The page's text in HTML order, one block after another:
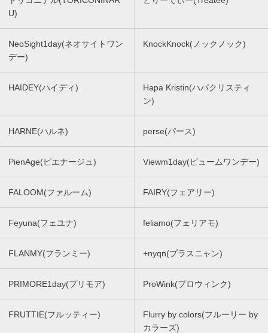
U)
NeoSight1day(ネオサイトワン
デー)
KnockKnock(ノックノック)
HAIDEY(ハイディ)
Hapa Kristin(ハパクリスティ
ン)
HARNE(ハルネ) perse(パース)
PienAge(ピエナージュ) Viewm1day(ビュームワンデー)
FALOOM(ファルーム) FAIRY(フェアリー)
Feyuna(フェユナ) feliamo(フェリアモ)
FLANMY(フランミー) +nyqn(プラスニャン)
PRIMORE1day(プリモア) ProWink(プロウィンク)
FRUTTIE(フルッティー)
Flurry by colors(フルーリー by
カラーズ)